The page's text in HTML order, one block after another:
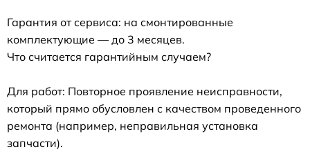
Гарантия от сервиса: на смонтированные
комплектующие — до 3 месяцев.
Что считается гарантийным случаем?
Для работ: Повторное проявление неисправности,
который прямо обусловлен с качеством проведенного
ремонта (например, неправильная установка
запчасти).